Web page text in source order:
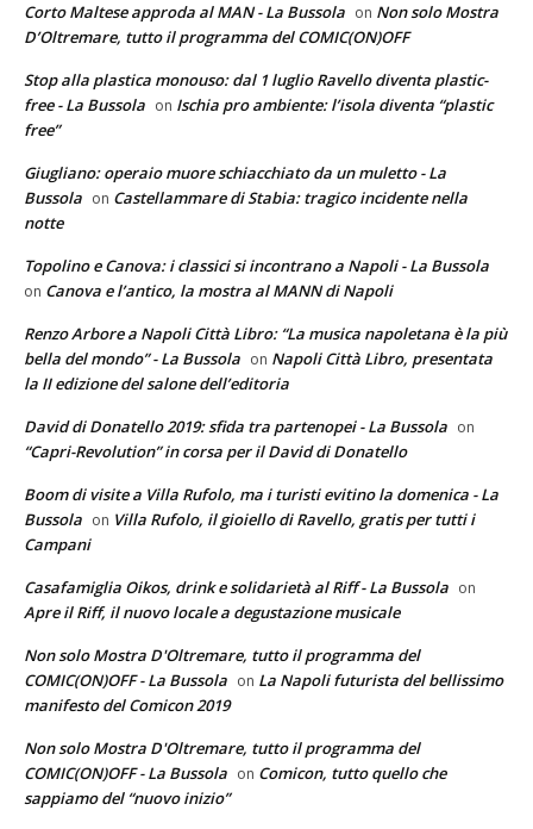
Corto Maltese approda al MAN - La Bussola on Non solo Mostra
D’Oltremare, tutto il programma del COMIC(ON)OFF
Stop alla plastica monouso: dal 1 luglio Ravello diventa plastic-
free - La Bussola on Ischia pro ambiente: l’isola diventa “plastic
free”
Giugliano: operaio muore schiacchiato da un muletto - La
Bussola on Castellammare di Stabia: tragico incidente nella
notte
Topolino e Canova: i classici si incontrano a Napoli - La Bussola
on Canova e l’antico, la mostra al MANN di Napoli
Renzo Arbore a Napoli Città Libro: “La musica napoletana è la più
bella del mondo” - La Bussola on Napoli Città Libro, presentata
la II edizione del salone dell’editoria
David di Donatello 2019: sfida tra partenopei - La Bussola on
“Capri-Revolution” in corsa per il David di Donatello
Boom di visite a Villa Rufolo, ma i turisti evitino la domenica - La
Bussola on Villa Rufolo, il gioiello di Ravello, gratis per tutti i
Campani
Casafamiglia Oikos, drink e solidarietà al Riff - La Bussola on
Apre il Riff, il nuovo locale a degustazione musicale
Non solo Mostra D'Oltremare, tutto il programma del
COMIC(ON)OFF - La Bussola on La Napoli futurista del bellissimo
manifesto del Comicon 2019
Non solo Mostra D'Oltremare, tutto il programma del
COMIC(ON)OFF - La Bussola on Comicon, tutto quello che
sappiamo del “nuovo inizio”